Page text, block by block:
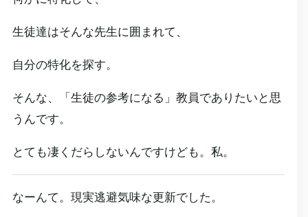
生徒達はそんな先生に囲まれて、
自分の特化を探す。
そんな、「生徒の参考になる」教員でありたいと思
うんです。
とても凄くだらしないんですけども。私。
なーんて。現実逃避気味な更新でした。